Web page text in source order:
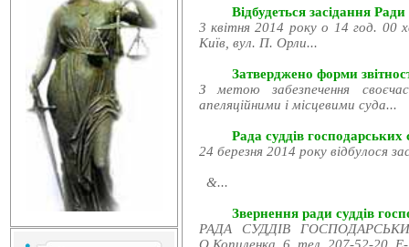
Відбудеться засідання
3 квітня 2014 року о 14 год. 00
Київ, вул. П. Орли...
Затверджено форми
З метою забезпечення
апеляційними і місцевими суда...
Рада суддів господарських
24 березня 2014 року відбулося
&...
Звернення ради суддів
РАДА СУДДІВ